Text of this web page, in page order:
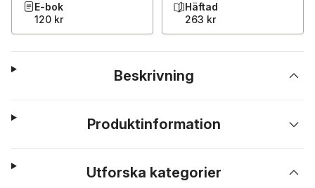
E-bok
120 kr
Häftad
263 kr
Beskrivning
Produktinformation
Utforska kategorier